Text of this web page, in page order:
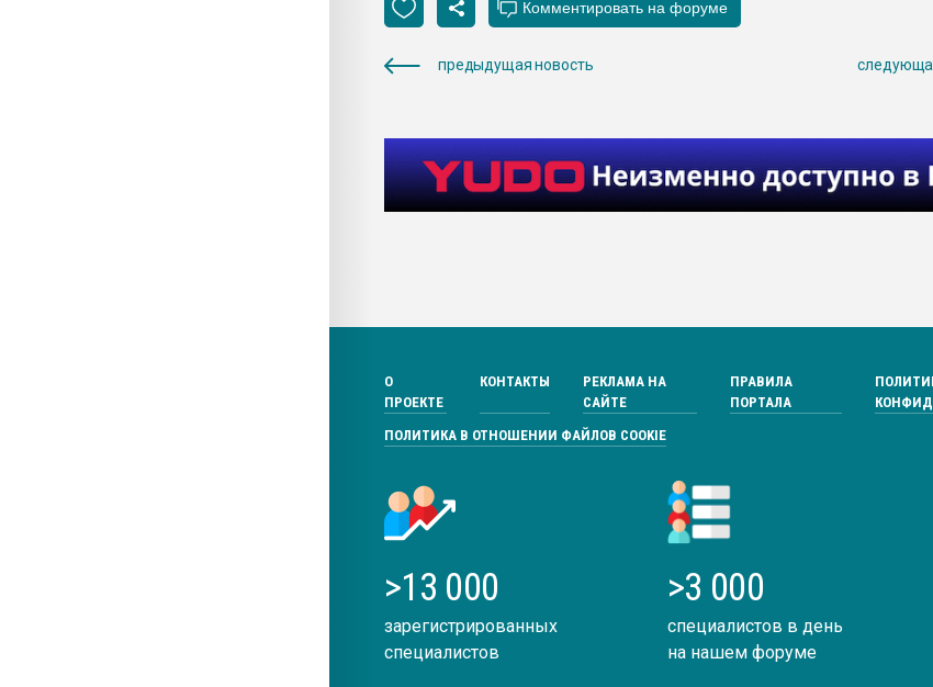
предыдущая новость
О
ПРОЕКТЕ
КОНТАКТЫ
РЕКЛАМА НА
САЙТЕ
ПРАВИЛА
ПОРТАЛА
ПОЛИТИКА В ОТНОШЕНИИ ФАЙЛОВ COOKIE
>13 000
зарегистрированных
специалистов
>3 000
специалистов в день
на нашем форуме